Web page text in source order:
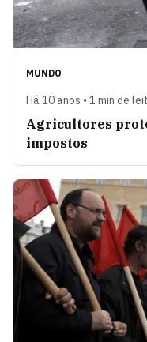
MUNDO
Há 10 anos • 1 min de
Agricultores
impostos